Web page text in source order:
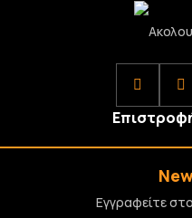
Εγγραφείτε